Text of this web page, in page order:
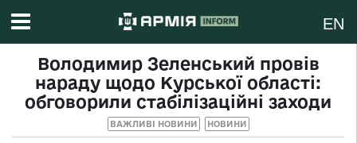
EN
Володимир Зеленський провів
нараду щодо Курської області:
обговорили стабілізаційні заходи
ВАЖЛИВІ НОВИНИ НОВИНИ